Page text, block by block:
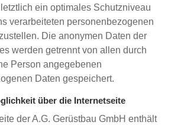
ein optimales Schutzniveau
verarbeiteten personenbezogenen
Die anonymen Daten der
werden getrennt von allen durch
Person angegebenen
Daten gespeichert.
über die Internetseite
der A.G. Gerüstbau GmbH enthält